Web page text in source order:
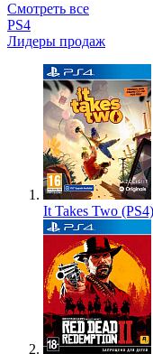
Смотреть все
PS4
Лидеры продаж
It Takes Two (PS4)